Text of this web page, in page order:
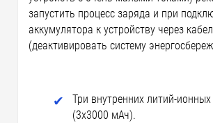
запустить процесс заряда и при
аккумулятора к устройству через
(деактивировать систему
Три внутренних литий-
(3x3000 мАч).